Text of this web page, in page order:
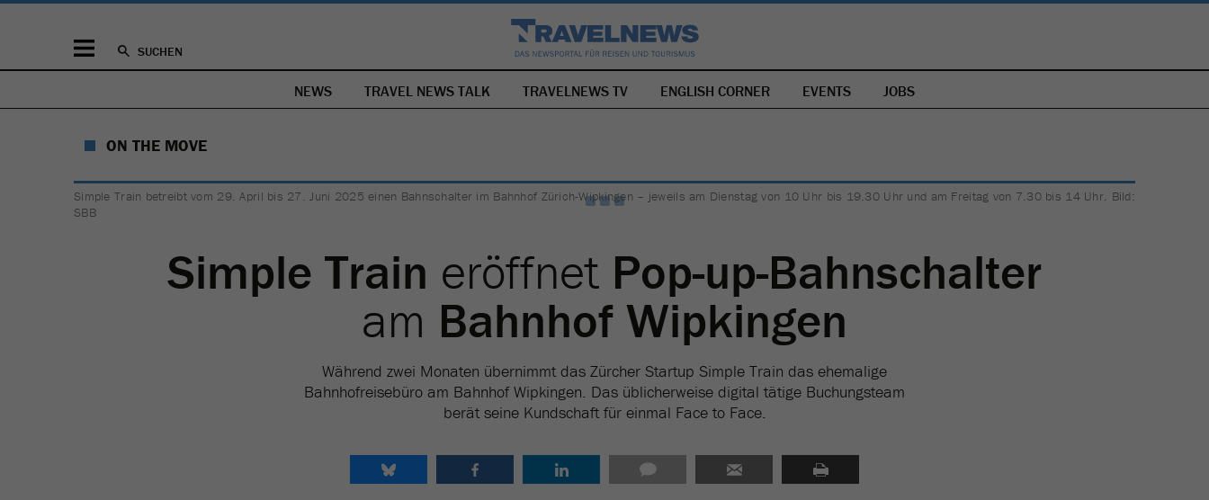
SUCHEN
NAVIGATION
ÜBERSPRINGEN
NEWS TRAVEL NEWS TALK TRAVELNEWS TV ENGLISH CORNER EVENTS JOBS
ON THE MOVE
Simple Train betreibt vom 29. April bis 27. Juni 2025 einen Bahnschalter im Bahnhof Zürich-Wipkingen – jeweils am Dienstag von 10 Uhr bis 19.30 Uhr und am Freitag von 7.30 bis 14 Uhr. Bild:
SBB
Simple Train eröffnet Pop-up-Bahnschalter
am Bahnhof Wipkingen
Während zwei Monaten übernimmt das Zürcher Startup Simple Train das ehemalige
Bahnhofreisebüro am Bahnhof Wipkingen. Das üblicherweise digital tätige Buchungsteam
berät seine Kundschaft für einmal Face to Face.